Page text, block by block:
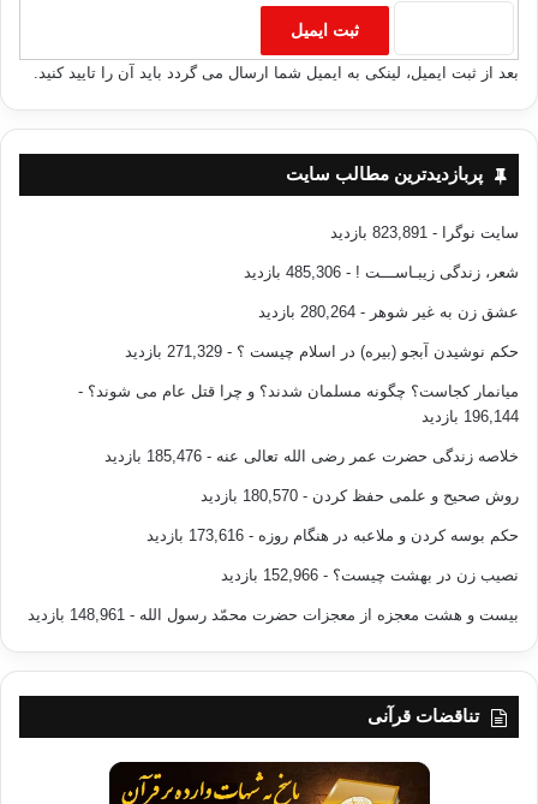
بعد از ثبت ایمیل، لینکی به ایمیل شما ارسال می گردد باید آن را تایید کنید.
پربازدیدترین مطالب سایت
سایت نوگرا - 823,891 بازدید
شعر، زندگی زیبـاســـت ! - 485,306 بازدید
عشق زن به غیر شوهر - 280,264 بازدید
حکم نوشیدن آبجو (بیره) در اسلام چیست ؟ - 271,329 بازدید
میانمار کجاست؟ چگونه مسلمان شدند؟ و چرا قتل عام می شوند؟ -
196,144 بازدید
خلاصه زندگی حضرت عمر رضی الله تعالی عنه - 185,476 بازدید
روش صحیح و علمی حفظ کردن - 180,570 بازدید
حکم بوسه کردن و ملاعبه در هنگام روزه - 173,616 بازدید
نصیب زن در بهشت چیست؟ - 152,966 بازدید
بیست و هشت معجزه از معجزات حضرت محمّد رسول الله - 148,961 بازدید
تناقضات قرآنی